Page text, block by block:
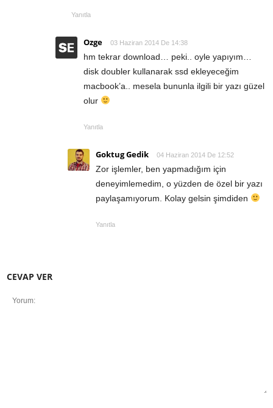
Yanıtla
Ozge 03 Haziran 2014 De 14:38
hm tekrar download… peki.. oyle yapıyım…
disk doubler kullanarak ssd ekleyeceğim
macbook’a.. mesela bununla ilgili bir yazı güzel
olur
Yanıtla
Goktug Gedik 04 Haziran 2014 De 12:52
Zor işlemler, ben yapmadığım için
deneyimlemedim, o yüzden de özel bir yazı
paylaşamıyorum. Kolay gelsin şimdiden
Yanıtla
CEVAP VER